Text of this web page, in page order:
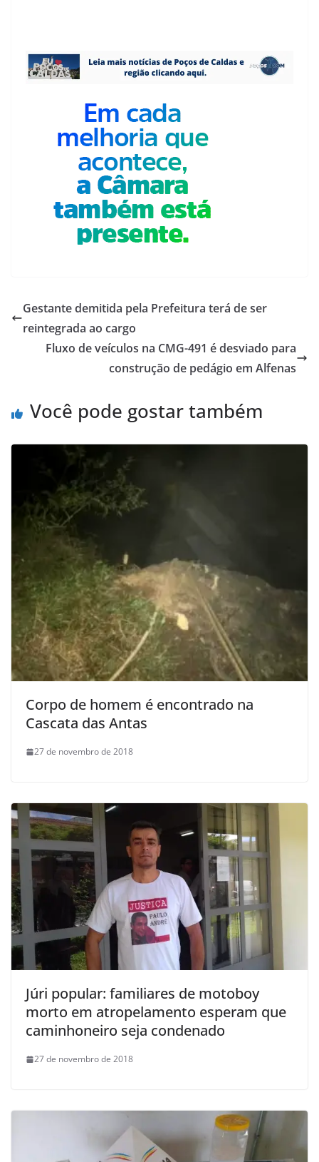
Gestante demitida pela Prefeitura terá de ser
reintegrada ao cargo
Fluxo de veículos na CMG-491 é desviado para
construção de pedágio em Alfenas
Você pode gostar também
Corpo de homem é encontrado na
Cascata das Antas
27 de novembro de 2018
Júri popular: familiares de motoboy
morto em atropelamento esperam que
caminhoneiro seja condenado
27 de novembro de 2018